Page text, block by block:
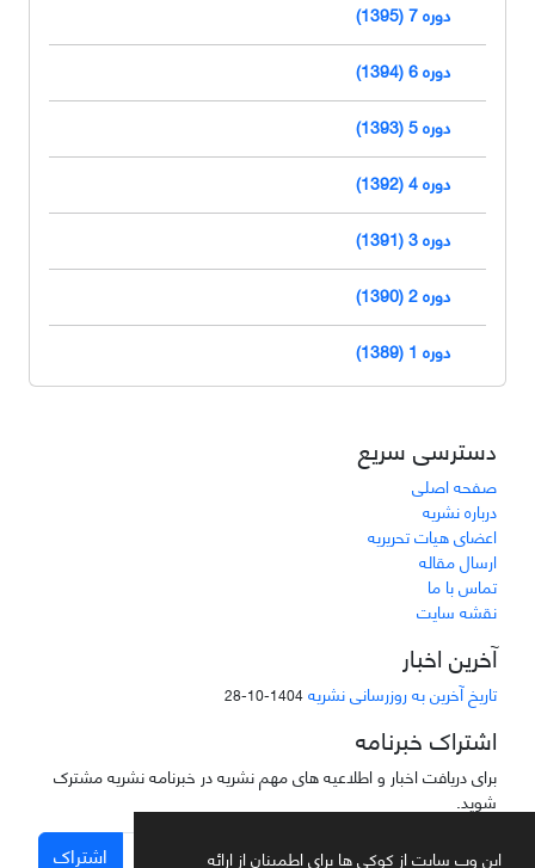
این وب سایت از کوکی ها برای اطمینان از ارائه
دوره 7 (1395)
دوره 6 (1394)
دوره 5 (1393)
دوره 4 (1392)
دوره 3 (1391)
دوره 2 (1390)
دوره 1 (1389)
دسترسی سریع
صفحه اصلی
درباره نشریه
اعضای هیات تحریریه
ارسال مقاله
تماس با ما
نقشه سایت
آخرین اخبار
تاریخ آخرین به روزرسانی نشریه1404-10-28
اشتراک خبرنامه
برای دریافت اخبار و اطلاعیه های مهم نشریه در خبرنامه نشریه مشترک
شوید.
اشتراک